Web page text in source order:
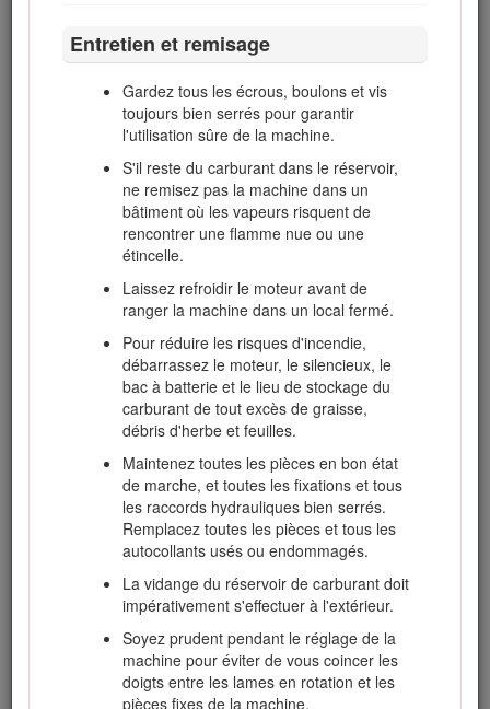
Entretien et remisage
Gardez tous les écrous, boulons et vis
toujours bien serrés pour garantir
l'utilisation sûre de la machine.
S'il reste du carburant dans le réservoir,
ne remisez pas la machine dans un
bâtiment où les vapeurs risquent de
rencontrer une flamme nue ou une
étincelle.
Laissez refroidir le moteur avant de
ranger la machine dans un local fermé.
Pour réduire les risques d'incendie,
débarrassez le moteur, le silencieux, le
bac à batterie et le lieu de stockage du
carburant de tout excès de graisse,
débris d'herbe et feuilles.
Maintenez toutes les pièces en bon état
de marche, et toutes les fixations et tous
les raccords hydrauliques bien serrés.
Remplacez toutes les pièces et tous les
autocollants usés ou endommagés.
La vidange du réservoir de carburant doit
impérativement s'effectuer à l'extérieur.
Soyez prudent pendant le réglage de la
machine pour éviter de vous coincer les
doigts entre les lames en rotation et les
pièces fixes de la machine.
cachés de la zone de travail.
et pour les traverser.
Arrêtez la rotation des lames avant de
Lorsque vous utilisez des accessoires, ne
dirigez jamais l'éjection vers qui que ce soit
et ne laissez personne s'approcher de la
machine en marche.
N'utilisez jamais une machine dont les
capots ou les déflecteurs sont défectueux ou
dont les protections de sécurité ne sont pas
en place. Vérifiez la fixation, le réglage et le
fonctionnement de tous les verrouillages de
sécurité.
Ne modifiez pas le réglage du régulateur et
excessif. Un régime moteur excessif peut
augmenter les risques d'accidents et de
blessures.
Avant de quitter la position d'utilisation :
Arrêtez-vous sur une surface plane et
horizontale ;
Désengagez la prise de force et
abaissez les accessoires ;
Sélectionnez le point mort et serrez le